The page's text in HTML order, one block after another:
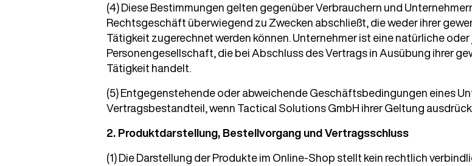
(4) Diese Bestimmungen gelten gegenüber Verbrauchern und
Rechtsgeschäft überwiegend zu Zwecken abschließt, die weder ihrer
Tätigkeit zugerechnet werden können. Unternehmer ist eine natürliche
Personengesellschaft, die bei Abschluss des Vertrags in Ausübung ihrer
Tätigkeit handelt.
(5) Entgegenstehende oder abweichende Geschäftsbedingungen eines
Vertragsbestandteil, wenn Tactical Solutions GmbH ihrer Geltung
2. Produktdarstellung, Bestellvorgang und Vertragsschluss
(1) Die Darstellung der Produkte im Online-Shop stellt kein rechtlich